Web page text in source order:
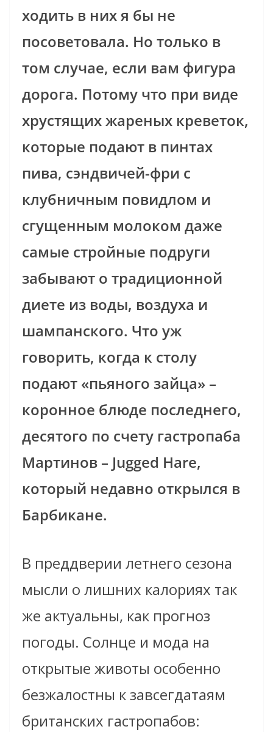
ходить в них я бы не
посоветовала. Но только в
том случае, если вам фигура
дорога. Потому что при виде
хрустящих жареных креветок,
которые подают в пинтах
пива, сэндвичей-фри с
клубничным повидлом и
сгущенным молоком даже
самые стройные подруги
забывают о традиционной
диете из воды, воздуха и
шампанского. Что уж
говорить, когда к столу
подают «пьяного зайца» –
коронное блюде последнего,
десятого по счету гастропаба
Мартинов – Jugged Hare,
который недавно открылся в
Барбикане.
В преддверии летнего сезона
мысли о лишних калориях так
же актуальны, как прогноз
погоды. Солнце и мода на
открытые животы особенно
безжалостны к завсегдатаям
британских гастропабов: